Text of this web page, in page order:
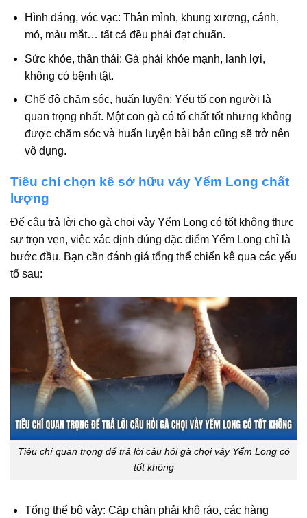
Hình dáng, vóc vạc: Thân mình, khung xương, cánh,
mỏ, màu mắt… tất cả đều phải đạt chuẩn.
Sức khỏe, thần thái: Gà phải khỏe mạnh, lanh lợi,
không có bệnh tật.
Chế độ chăm sóc, huấn luyện: Yếu tố con người là
quan trọng nhất. Một con gà có tố chất tốt nhưng không
được chăm sóc và huấn luyện bài bản cũng sẽ trở nên
vô dụng.
Tiêu chí chọn kê sở hữu vảy Yểm Long chất
lượng
Để câu trả lời cho gà chọi vảy Yểm Long có tốt không thực
sự trọn vẹn, việc xác định đúng đặc điểm Yểm Long chỉ là
bước đầu. Bạn cần đánh giá tổng thể chiến kê qua các yếu
tố sau:
Tiêu chí quan trọng để trả lời câu hỏi gà chọi vảy Yểm Long có
tốt không
Tổng thể bộ vảy: Cặp chân phải khô ráo, các hàng